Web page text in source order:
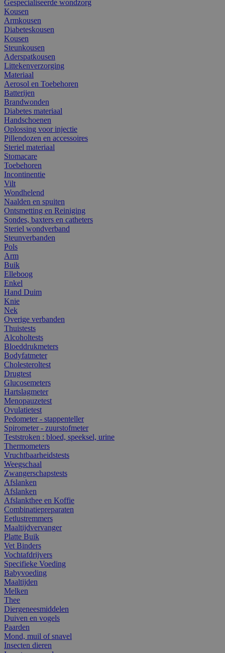
Gespecialiseerde wondzorg
Kousen
Armkousen
Diabeteskousen
Kousen
Steunkousen
Aderspatkousen
Littekenverzorging
Materiaal
Aerosol en Toebehoren
Batterijen
Brandwonden
Diabetes materiaal
Handschoenen
Oplossing voor injectie
Pillendozen en accessoires
Steriel materiaal
Stomacare
Toebehoren
Incontinentie
Vilt
Wondhelend
Naalden en spuiten
Ontsmetting en Reiniging
Sondes, baxters en catheters
Steriel wondverband
Steunverbanden
Pols
Arm
Buik
Elleboog
Enkel
Hand Duim
Knie
Nek
Overige verbanden
Thuistests
Alcoholtests
Bloeddrukmeters
Bodyfatmeter
Cholesteroltest
Drugtest
Glucosemeters
Hartslagmeter
Menopauzetest
Ovulatietest
Pedometer - stappenteller
Spirometer - zuurstofmeter
Teststroken : bloed, speeksel, urine
Thermometers
Vruchtbaarheidstests
Weegschaal
Zwangerschapstests
Afslanken
Afslanken
Afslankthee en Koffie
Combinatiepreparaten
Eetlustremmers
Maaltijdvervanger
Platte Buik
Vet Binders
Vochtafdrijvers
Specifieke Voeding
Babyvoeding
Maaltijden
Melken
Thee
Diergeneesmiddelen
Duiven en vogels
Paarden
Mond, muil of snavel
Insecten dieren